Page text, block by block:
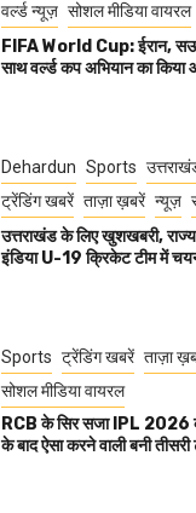
वर्ल्ड न्यूज़ सोशल मीडिया वायरल
FIFA World Cup: ईरान,
साथ वर्ल्ड कप अभियान का किया
Dehardun Sports
ट्रेंडिंग खबरें ताज़ा ख़बरें न्यूज़
उत्तराखंड के लिए खुशखबरी, राज्य
इंडिया U-19 क्रिकेट टीम में
Sports ट्रेंडिंग खबरें ताज़ा
सोशल मीडिया वायरल
RCB के सिर सजा IPL 2026
के बाद ऐसा करने वाली बनी तीसरी